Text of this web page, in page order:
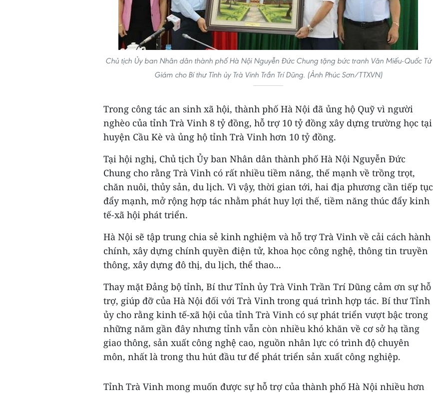
Chủ tịch Ủy ban Nhân dân thành phố Hà Nội Nguyễn Đức Chung tặng bức tranh Văn Miếu-Quốc Tử
Giám cho Bí thư Tỉnh ủy Trà Vinh Trần Trí Dũng. (Ảnh Phúc Sơn/TTXVN)
Trong công tác an sinh xã hội, thành phố Hà Nội đã ủng hộ Quỹ vì người
nghèo của tỉnh Trà Vinh 8 tỷ đồng, hỗ trợ 10 tỷ đồng xây dựng trường học tại
huyện Cầu Kè và ủng hộ tỉnh Trà Vinh hơn 10 tỷ đồng.
Tại hội nghị, Chủ tịch Ủy ban Nhân dân thành phố Hà Nội Nguyễn Đức
Chung cho rằng Trà Vinh có rất nhiều tiềm năng, thế mạnh về trồng trọt,
chăn nuôi, thủy sản, du lịch. Vì vậy, thời gian tới, hai địa phương cần tiếp tục
đẩy mạnh, mở rộng hợp tác nhằm phát huy lợi thế, tiềm năng thúc đẩy kinh
tế-xã hội phát triển.
Hà Nội sẽ tập trung chia sẻ kinh nghiệm và hỗ trợ Trà Vinh về cải cách hành
chính, xây dựng chính quyền điện tử, khoa học công nghệ, thông tin truyền
thông, xây dựng đô thị, du lịch, thể thao...
Thay mặt Đảng bộ tỉnh, Bí thư Tỉnh ủy Trà Vinh Trần Trí Dũng cảm ơn sự hỗ
trợ, giúp đỡ của Hà Nội đối với Trà Vinh trong quá trình hợp tác. Bí thư Tỉnh
ủy cho rằng kinh tế-xã hội của tỉnh Trà Vinh có sự phát triển vượt bậc trong
những năm gần đây nhưng tỉnh vẫn còn nhiều khó khăn về cơ sở hạ tầng
giao thông, sản xuất công nghệ cao, nguồn nhân lực có trình độ chuyên
môn, nhất là trong thu hút đầu tư để phát triển sản xuất công nghiệp.
Tỉnh Trà Vinh mong muốn được sự hỗ trợ của thành phố Hà Nội nhiều hơn